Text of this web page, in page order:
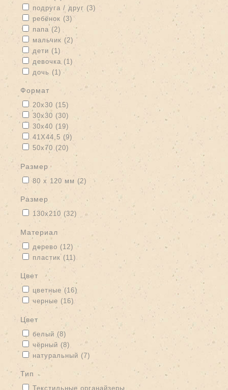
Apply подруга / друг filter
подруга / друг (3) Apply подруга / друг filter
Apply ребёнок filter
ребёнок (3)
Apply папа filter
папа (2) Apply папа filter
Apply мальчик filter
мальчик (2) Apply мальчик filter
Apply дети filter
дети (1)
Apply девочка filter
девочка (1)
Apply дочь filter
дочь (1) Apply дочь filter
формат
Apply 20x30 filter
20x30 (15)
Apply 30x30 filter
30x30 (30) Apply 30x30 filter
Apply 30x40 filter
30x40 (19) Apply 30x40 filter
Apply 41Х44,5 filter
41Х44,5 (9) Apply 41Х44,5 filter
Apply 50x70 filter
50x70 (20)
размер
Apply 80 х 120 мм filter
80 х 120 мм (2) Apply 80 х 120 мм filter
размер
Apply 130х210 filter
130х210 (32) Apply 130х210 filter
материал
Apply дерево filter
дерево (12) Apply дерево filter
Apply пластик filter
пластик (11) Apply пластик filter
цвет
Apply цветные filter
цветные (16) Apply цветные filter
Apply черные filter
черные (16)
цвет
Apply белый filter
белый (8)
Apply чёрный filter
чёрный (8) Apply чёрный filter
Apply натуральный filter
натуральный (7) Apply натуральный filter
тип
Apply Текстильные органайзеры filter
Текстильные органайзеры